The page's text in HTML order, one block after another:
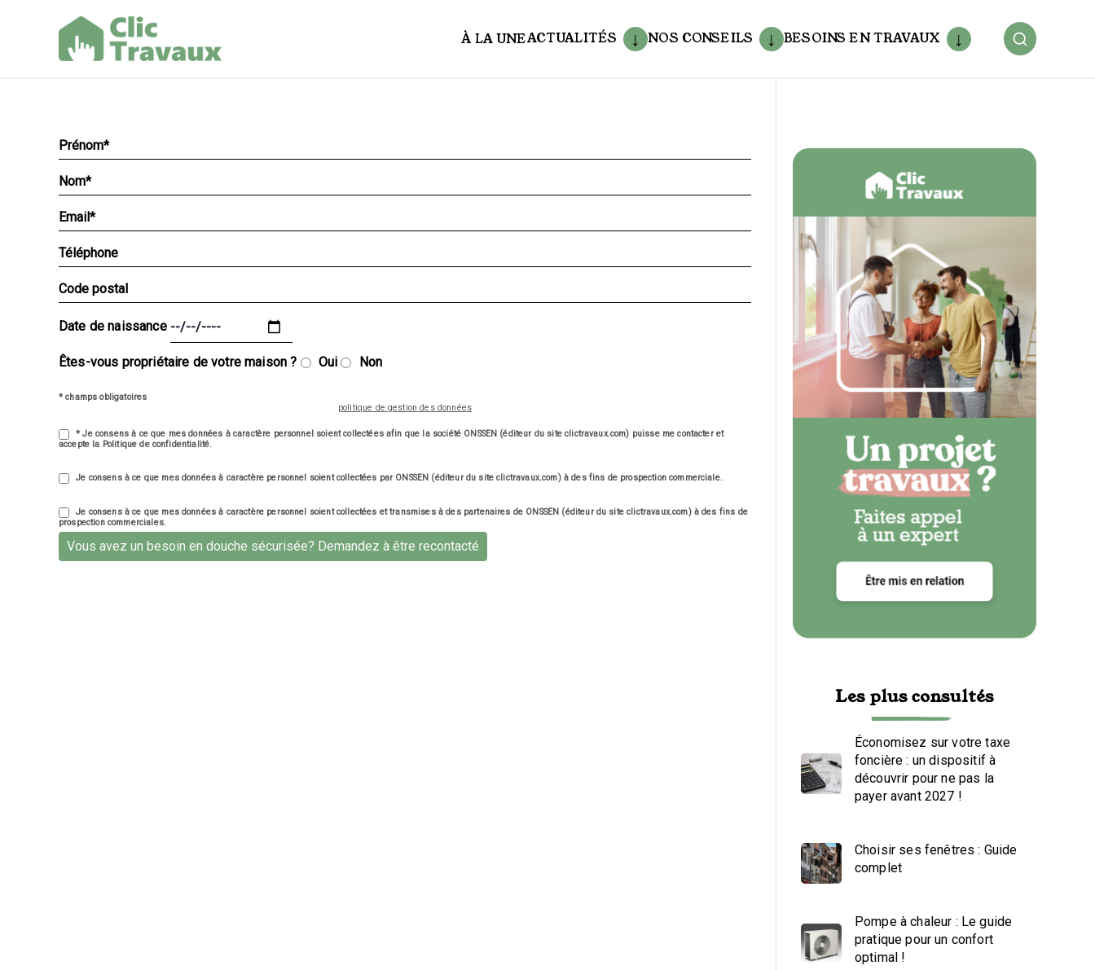
À LA UNEACTUALITÉS NOS CONSEILS BESOINS EN TRAVAUX
Date de naissance
Êtes-vous propriétaire de votre maison ? Oui Non
* champs obligatoires
politique de gestion des données
* Je consens à ce que mes données à caractère personnel soient collectées afin que la société ONSSEN (éditeur du site clictravaux.com) puisse me contacter et
accepte la Politique de confidentialité.
Je consens à ce que mes données à caractère personnel soient collectées par ONSSEN (éditeur du site clictravaux.com) à des fins de prospection commerciale.
Je consens à ce que mes données à caractère personnel soient collectées et transmises à des partenaires de ONSSEN (éditeur du site clictravaux.com) à des fins de
prospection commerciales.
Vous avez un besoin en douche sécurisée? Demandez à être recontacté
Les plus consultés
Économisez sur votre taxe
foncière : un dispositif à
découvrir pour ne pas la
payer avant 2027 !
Choisir ses fenêtres : Guide
complet
Pompe à chaleur : Le guide
pratique pour un confort
optimal !